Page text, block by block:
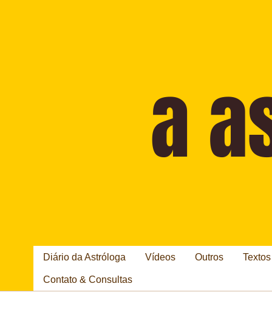
Diário da Astróloga Vídeos Outros
Contato & Consultas